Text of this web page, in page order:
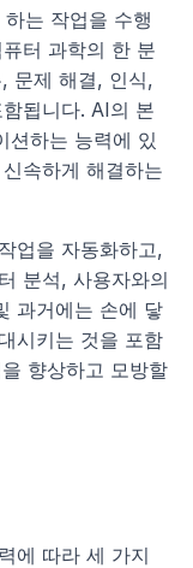
는 작업을 수행
터 과학의 한 분
문제 해결, 인식,
됩니다. AI의 본
션하는 능력에 있
속하게 해결하는
업을 자동화하고,
분석, 사용자와의
과거에는 손에 닿
시키는 것을 포함
향상하고 모방할
에 따라 세 가지